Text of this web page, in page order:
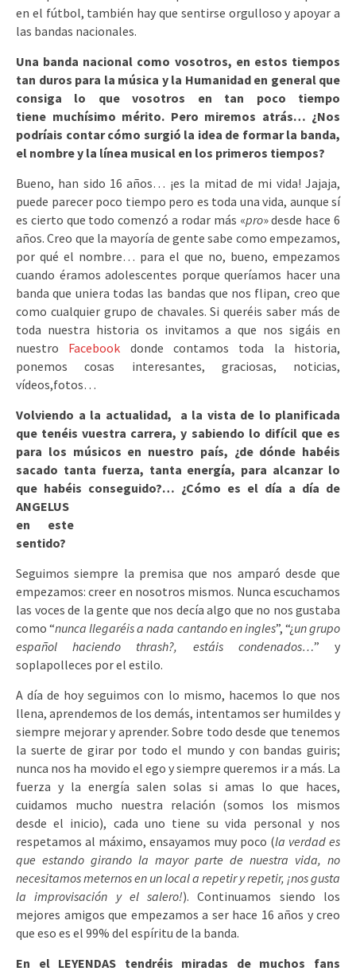
en el fútbol, también hay que sentirse orgulloso y apoyar a
las bandas nacionales.
Una banda nacional como vosotros, en estos tiempos
tan duros para la música y la Humanidad en general que
consiga lo que vosotros en tan poco tiempo
tiene muchísimo mérito. Pero miremos atrás… ¿Nos
podríais contar cómo surgió la idea de formar la banda,
el nombre y la línea musical en los primeros tiempos?
Bueno, han sido 16 años… ¡es la mitad de mi vida! Jajaja,
puede parecer poco tiempo pero es toda una vida, aunque sí
es cierto que todo comenzó a rodar más «pro» desde hace 6
años. Creo que la mayoría de gente sabe como empezamos,
por qué el nombre… para el que no, bueno, empezamos
cuando éramos adolescentes porque queríamos hacer una
banda que uniera todas las bandas que nos flipan, creo que
como cualquier grupo de chavales. Si queréis saber más de
toda nuestra historia os invitamos a que nos sigáis en
nuestro Facebook donde contamos toda la historia,
ponemos cosas interesantes, graciosas, noticias,
vídeos,fotos…
Volviendo a la actualidad, a la vista de lo planificada
que tenéis vuestra carrera, y sabiendo lo difícil que es
para los músicos en nuestro país, ¿de dónde habéis
sacado tanta fuerza, tanta energía, para alcanzar lo
que habéis conseguido?… ¿Cómo es el día a día de
ANGELUS
en este
sentido?
Seguimos siempre la premisa que nos amparó desde que
empezamos: creer en nosotros mismos. Nunca escuchamos
las voces de la gente que nos decía algo que no nos gustaba
como “nunca llegaréis a nada cantando en ingles”, “¿un grupo
español haciendo thrash?, estáis condenados…” y
soplapolleces por el estilo.
A día de hoy seguimos con lo mismo, hacemos lo que nos
llena, aprendemos de los demás, intentamos ser humildes y
siempre mejorar y aprender. Sobre todo desde que tenemos
la suerte de girar por todo el mundo y con bandas guiris;
nunca nos ha movido el ego y siempre queremos ir a más. La
fuerza y la energía salen solas si amas lo que haces,
cuidamos mucho nuestra relación (somos los mismos
desde el inicio), cada uno tiene su vida personal y nos
respetamos al máximo, ensayamos muy poco (la verdad es
que estando girando la mayor parte de nuestra vida, no
necesitamos meternos en un local a repetir y repetir, ¡nos gusta
la improvisación y el salero!). Continuamos siendo los
mejores amigos que empezamos a ser hace 16 años y creo
que eso es el 99% del espíritu de la banda.
En el LEYENDAS tendréis miradas de muchos fans